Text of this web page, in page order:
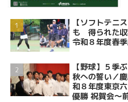
【ソフトテニ
も 得られた収
令和８年度春
【野球】５季
秋への誓い／
和８年度東京
優勝 祝賀会～